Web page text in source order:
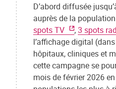
D’abord diffusée
auprès de la
spots TV
,3 spots
l’affichage digital
hôpitaux, cliniques et
cette campagne se
mois de février 2026